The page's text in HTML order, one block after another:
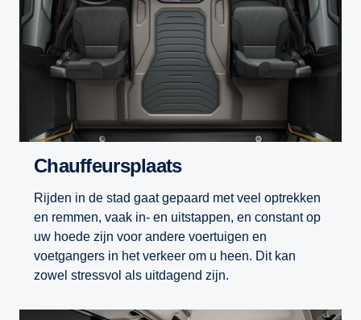
Chauffeursplaats
Rijden in de stad gaat gepaard met veel optrekken
en remmen, vaak in- en uitstappen, en constant op
uw hoede zijn voor andere voertuigen en
voetgangers in het verkeer om u heen. Dit kan
zowel stressvol als uitdagend zijn.